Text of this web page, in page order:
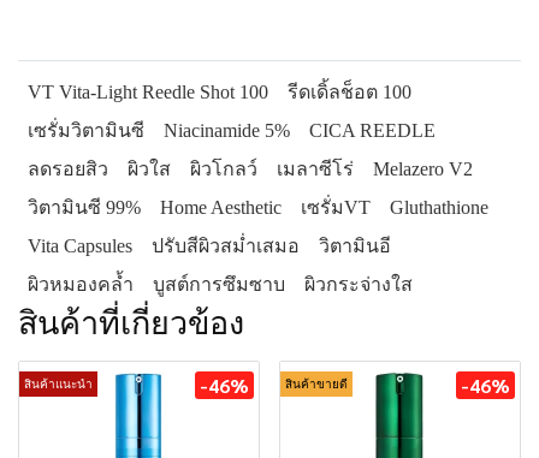
VT Vita-Light Reedle Shot 100
รีดเดิ้ลช็อต 100
เซรั่มวิตามินซี
Niacinamide 5%
CICA REEDLE
ลดรอยสิว
ผิวใส ผิวโกลว์ เมลาซีโร่
Melazero V2
วิตามินซี 99%
Home Aesthetic เซรั่มVT
Gluthathione
Vita Capsules
ปรับสีผิวสม่ำเสมอ
วิตามินอี
ผิวหมองคล้ำ
บูสต์การซึมซาบ ผิวกระจ่างใส
สินค้าที่เกี่ยวข้อง
สินค้าแนะนำ -46% สินค้าขายดี -46%